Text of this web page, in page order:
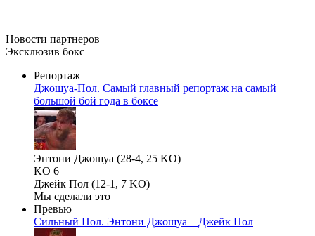
Новости партнеров
Эксклюзив бокс
Репортаж
Джошуа-Пол. Самый главный репортаж на самый
большой бой года в боксе
Энтони Джошуа (28-4, 25 KO)
KO 6
Джейк Пол (12-1, 7 KO)
Мы сделали это
Превью
Сильный Пол. Энтони Джошуа – Джейк Пол